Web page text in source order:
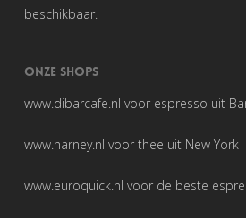
beschikbaar.
ONZE SHOPS
www.dibarcafe.nl voor espresso uit
www.harney.nl voor thee uit New York
www.euroquick.nl voor de beste